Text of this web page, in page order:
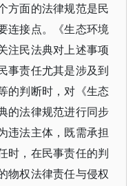
方面的法律规范是民
连接点。《生态环境
注民法典对上述事项
事责任尤其是涉及到
的判断时，对《生态
的法律规范进行同步
违法主体，既需承担
时，在民事责任的判
物权法律责任与侵权